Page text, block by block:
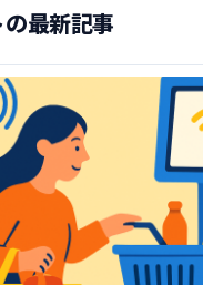
最新記事